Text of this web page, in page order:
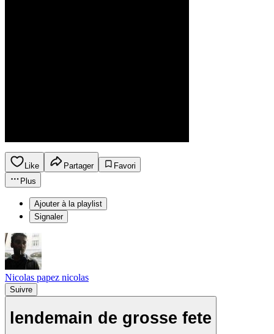
Like Partager
Favori
Plus
Ajouter à la playlist
Signaler
Nicolas papez nicolas
Suivre
lendemain de grosse fete